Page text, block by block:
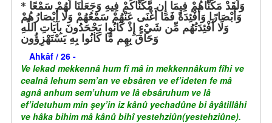
وَأَبْصَارًا وَأَفْئِدَةً فَمَا أَغْنَى عَنْهُمْ سَمْعُهُمْ وَلَا أَبْصَارُهُمْ
وَلَا أَفْئِدَتُهُم مِّن شَيْءٍ إِذْ كَانُوا يَجْحَدُونَ بِآيَاتِ اللَّهِ
وَحَاقَ بِهِم مَّا كَانُوا بِهِ يَسْتَهْزِؤُون
Ahkâf / 26 -
Ve lekad mekkennâ hum fî mâ in mekkennâkum fîhi ve
cealnâ lehum sem’an ve ebsâren ve ef’ideten fe mâ
agnâ anhum sem’uhum ve lâ ebsâruhum ve lâ
ef’idetuhum min şey’in iz kânû yechadûne bi âyâtillâhi
ve hâka bihim mâ kânû bihî yestehziûn(yestehziûne).